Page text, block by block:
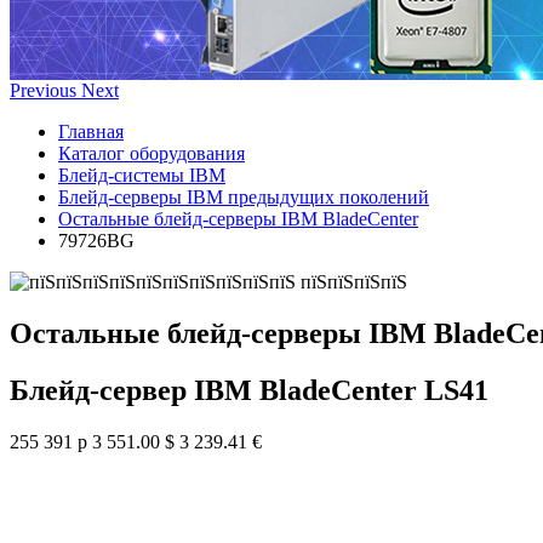
Previous Next
Главная
Каталог оборудования
Блейд-системы IBM
Блейд-серверы IBM предыдущих поколений
Остальные блейд-серверы IBM BladeCenter
79726BG
Остальные блейд-серверы IBM
Блейд-сервер IBM BladeCenter LS41
255 391 р 3 551.00 $ 3 239.41 €